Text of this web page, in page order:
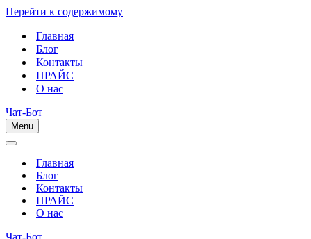
Перейти к содержимому
Главная
Блог
Контакты
ПРАЙС
О нас
Чат-Бот
Menu
Меню
Меню
навигацииГлавная
Блог
Контакты
ПРАЙС
О нас
Чат-Бот